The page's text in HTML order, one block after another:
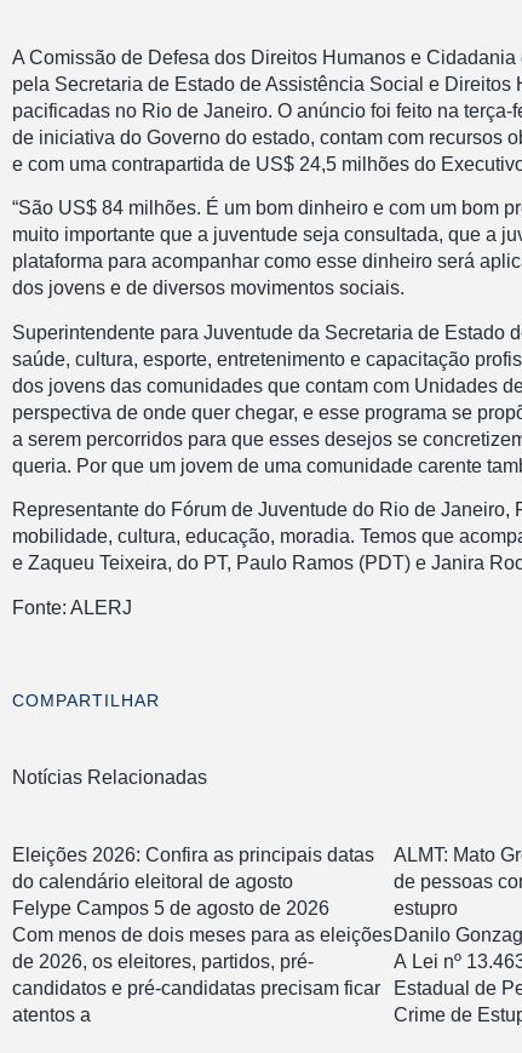
A Comissão de Defesa dos Direitos Humanos e
pela Secretaria de Estado de Assistência Social e
pacificadas no Rio de Janeiro. O anúncio foi feito na
de iniciativa do Governo do estado, contam com recursos
e com uma contrapartida de US$ 24,5 milhões do
“São US$ 84 milhões. É um bom dinheiro e com um bom
muito importante que a juventude seja consultada, que a
plataforma para acompanhar como esse dinheiro será
dos jovens e de diversos movimentos sociais.
Superintendente para Juventude da Secretaria de Estado
saúde, cultura, esporte, entretenimento e capacitação
dos jovens das comunidades que contam com Unidades
perspectiva de onde quer chegar, e esse programa se
a serem percorridos para que esses desejos se
queria. Por que um jovem de uma comunidade carente
Representante do Fórum de Juventude do Rio de
mobilidade, cultura, educação, moradia. Temos que
e Zaqueu Teixeira, do PT, Paulo Ramos (PDT) e Janira
Fonte: ALERJ
COMPARTILHAR
Notícias Relacionadas
Eleições 2026: Confira as principais datas
do calendário eleitoral de agosto
Felype Campos 5 de agosto de 2026
Com menos de dois meses para as eleições
de 2026, os eleitores, partidos, pré-
candidatos e pré-candidatas precisam ficar
atentos a
ALMT: Mato
de pessoas
estupro
Danilo
A Lei nº
Estadual de
Crime de